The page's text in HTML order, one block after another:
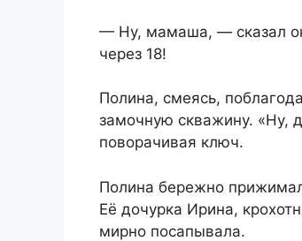
— Ну, мамаша, — сказал
через 18!
Полина, смеясь,
замочную скважину. «Ну,
поворачивая ключ.
Полина бережно
Её дочурка Ирина,
мирно посапывала.